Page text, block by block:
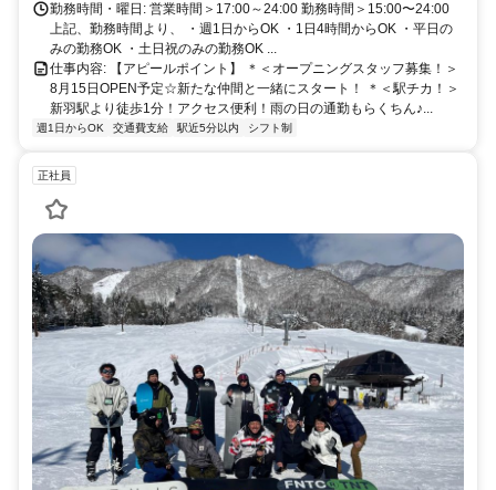
勤務時間・曜日: 営業時間＞17:00～24:00 勤務時間＞15:00〜24:00
上記、勤務時間より、 ・週1日からOK ・1日4時間からOK ・平日の
みの勤務OK ・土日祝のみの勤務OK ...
仕事内容: 【アピールポイント】 ＊＜オープニングスタッフ募集！＞
8月15日OPEN予定☆新たな仲間と一緒にスタート！ ＊＜駅チカ！＞
新羽駅より徒歩1分！アクセス便利！雨の日の通勤もらくちん♪...
週1日からOK 交通費支給 駅近5分以内 シフト制
正社員